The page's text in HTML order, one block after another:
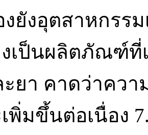
งยังอุตสาหกรร
งเป็นผลิตภัณฑ์ที่
ยา คาดว่าคว
พิ่มขึ้นต่อเนื่อง